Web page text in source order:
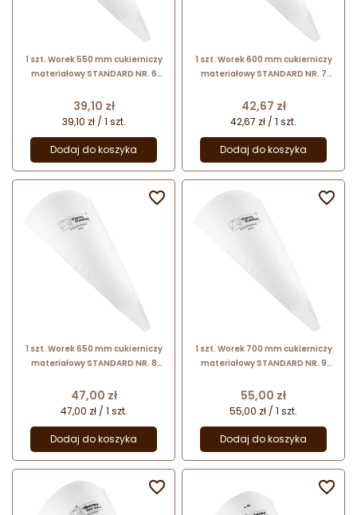
1 szt. Worek 550 mm cukierniczy
materiałowy STANDARD NR. 6
Cena
39,10 zł
39,10 zł / 1 szt.
Dodaj do koszyka
1 szt. Worek 600 mm cukierniczy
materiałowy STANDARD NR. 7
Cena
42,67 zł
42,67 zł / 1 szt.
Dodaj do koszyka
1 szt. Worek 650 mm cukierniczy
materiałowy STANDARD NR. 8
Cena
47,00 zł
47,00 zł / 1 szt.
Dodaj do koszyka

1 szt. Worek 700 mm cukierniczy
materiałowy STANDARD NR. 9
Cena
55,00 zł
55,00 zł / 1 szt.
Dodaj do koszyka

 